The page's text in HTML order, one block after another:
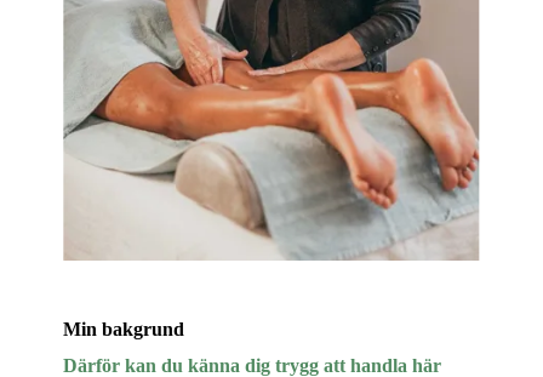
Min bakgrund
Därför kan du känna dig trygg att handla här